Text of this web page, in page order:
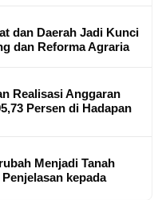
dan Daerah Jadi Kunci
dan Reforma Agraria
Realisasi Anggaran
Persen di Hadapan
Menjadi Tanah
kepada